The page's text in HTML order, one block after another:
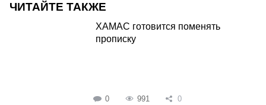
ЧИТАЙТЕ ТАКЖЕ
ХАМАС готовится поменять
прописку
0 991 0